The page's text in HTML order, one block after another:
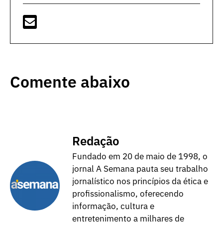
Comente abaixo
Redação
Fundado em 20 de maio de 1998, o
jornal A Semana pauta seu trabalho
jornalístico nos princípios da ética e
profissionalismo, oferecendo
informação, cultura e
entretenimento a milhares de